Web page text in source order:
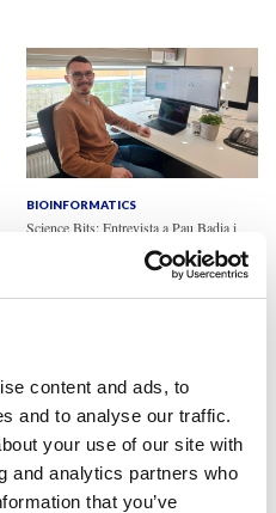
content and ads, to
and to analyse our traffic.
your use of our site with
and analytics partners who
that you’ve
BIOINFORMATICS
Science Bits: Entrevista a Pau Badia i
“Estudio xarxes de regulació
gènica (GRN)”